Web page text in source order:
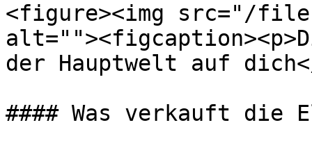
<figure><img src="/files/
der Hauptwelt auf
#### Was verkauft die